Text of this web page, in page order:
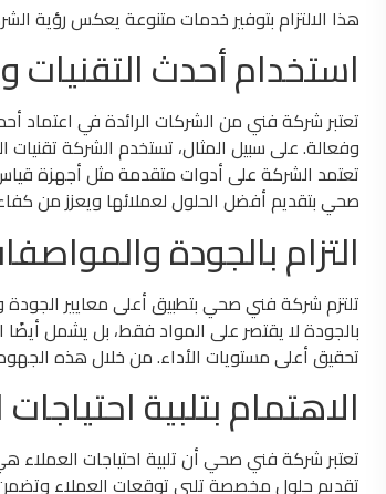
هذا الالتزام بتوفير خدمات متنوعة يعكس رؤية
استخدام أحدث التقنيات
تعتبر شركة فني من الشركات الرائدة في اعتماد
وفعالة. على سبيل المثال، تستخدم الشركة تقنيات
تعتمد الشركة على أدوات متقدمة مثل أجهزة
صحي بتقديم أفضل الحلول لعملائها ويعزز من
التزام بالجودة
تلتزم شركة فني صحي بتطبيق أعلى معايير
بالجودة لا يقتصر على المواد فقط، بل يشمل
تحقيق أعلى مستويات الأداء. من خلال هذه
الاهتمام بتلبية
تعتبر شركة فني صحي أن تلبية احتياجات
تقديم حلول مخصصة تلبي توقعات العملاء وتضمن